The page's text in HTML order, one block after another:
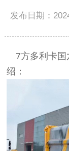
发布日期：
7方多利卡国
绍：